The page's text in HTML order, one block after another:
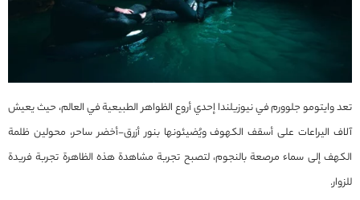
تعد وايتومو جلوورم في نيوزيلندا إحدي أروع الظواهر الطبيعية في العالم، حيث يعيش
آلاف اليراعات على أسقف الكهوف ويُضيئونها بنور أزرق-أخضر ساحر، محولين ظلمة
الكهف إلى سماء مرصعة بالنجوم، لتصبح تجربة مشاهدة هذه الظاهرة تجربة فريدة
للزوار.